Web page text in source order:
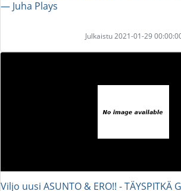
― Juha Plays
Julkaistu 2021-01-29
Viljo uusi ASUNTO & ERO!! - TÄYSPITKÄ